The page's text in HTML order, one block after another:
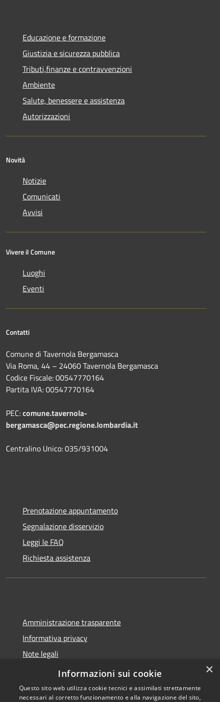
Educazione e formazione
Giustizia e sicurezza pubblica
Tributi,finanze e contravvenzioni
Ambiente
Salute, benessere e assistenza
Autorizzazioni
Novità
Notizie
Comunicati
Avvisi
Vivere il Comune
Luoghi
Eventi
Contatti
Comune di Tavernola Bergamasca
Via Roma, 44 – 24060 Tavernola Bergamasca
Codice Fiscale: 00547770164
Partita IVA: 00547770164
PEC:comune.tavernola-
bergamasca@pec.regione.lombardia.it
Centralino Unico: 035/931004
Prenotazione appuntamento
Segnalazione disservizio
Leggi le FAQ
Richiesta assistenza
Amministrazione trasparente
Informativa privacy
Note legali
Dichiarazione di accessibilità
×
Informazioni sui cookie
Questo sito web utilizza cookie tecnici e assimilati strettamente
necessari al corretto funzionamento e alla navigazione del sito,